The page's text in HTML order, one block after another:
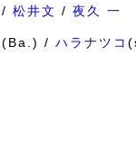
/ 松井文 / 夜久 一
(Ba.) / ハラナツコ